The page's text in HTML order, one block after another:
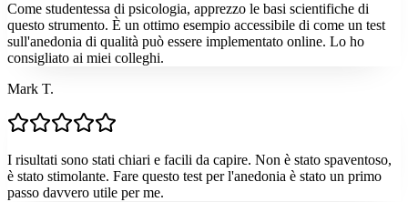
Come studentessa di psicologia, apprezzo le basi scientifiche di
questo strumento. È un ottimo esempio accessibile di come un test
sull'anedonia di qualità può essere implementato online. Lo ho
consigliato ai miei colleghi.
Mark T.
I risultati sono stati chiari e facili da capire. Non è stato spaventoso,
è stato stimolante. Fare questo test per l'anedonia è stato un primo
passo davvero utile per me.